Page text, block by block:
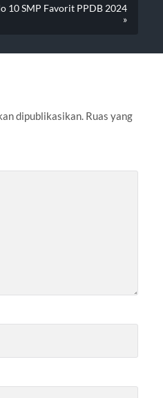
10 SMP Favorit PPDB 2024
»
dipublikasikan. Ruas yang